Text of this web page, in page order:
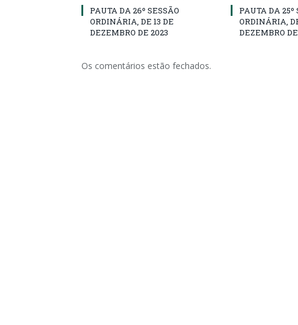
PAUTA DA 26º SESSÃO
ORDINÁRIA, DE 13 DE
DEZEMBRO DE 2023
PAUTA DA 25º
ORDINÁRIA,
DEZEMBRO
Os comentários estão fechados.